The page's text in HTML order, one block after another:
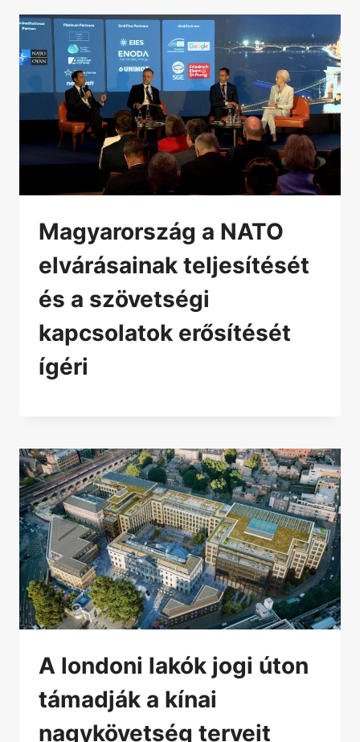
Magyarország a NATO
elvárásainak teljesítését
és a szövetségi
kapcsolatok erősítését
ígéri
A londoni lakók jogi úton
támadják a kínai
nagykövetség terveit